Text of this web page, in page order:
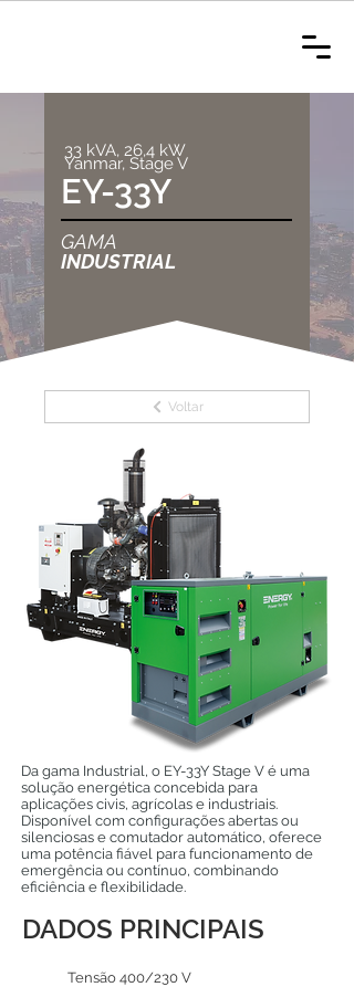
33 kVA, 26,4 kW
Yanmar, Stage V
EY-33Y
GAMA
INDUSTRIAL
Voltar
Da gama Industrial, o EY-33Y Stage V é uma
solução energética concebida para
aplicações civis, agrícolas e industriais.
Disponível com configurações abertas ou
silenciosas e comutador automático, oferece
uma potência fiável para funcionamento de
emergência ou contínuo, combinando
eficiência e flexibilidade.
DADOS PRINCIPAIS
Tensão 400/230 V